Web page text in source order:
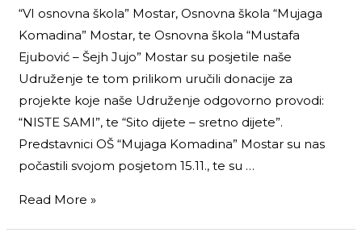
“VI osnovna škola” Mostar, Osnovna škola “Mujaga
Komadina” Mostar, te Osnovna škola “Mustafa
Ejubović – Šejh Jujo” Mostar su posjetile naše
Udruženje te tom prilikom uručili donacije za
projekte koje naše Udruženje odgovorno provodi:
“NISTE SAMI”, te “Sito dijete – sretno dijete”.
Predstavnici OŠ “Mujaga Komadina” Mostar su nas
počastili svojom posjetom 15.11., te su …
Read More »